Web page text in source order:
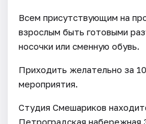
Всем присутствующим на
взрослым быть готовыми
носочки или сменную обувь.
Приходить желательно за
мероприятия.
Студия Смешариков
Петроградская набережная